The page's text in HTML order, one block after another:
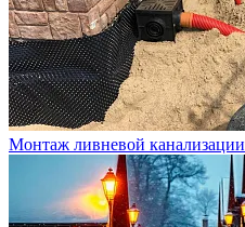
Монтаж ливневой канализации